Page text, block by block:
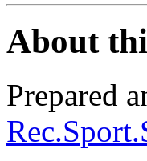
About
Prepared